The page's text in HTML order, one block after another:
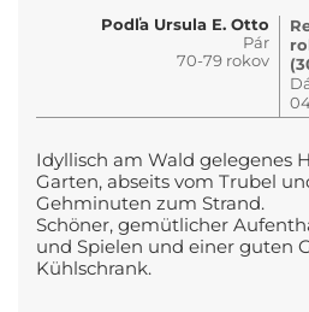
Podľa Ursula E. Otto
Pár
70-79 rokov
Idyllisch am Wald gelegenes
Garten, abseits vom Trubel
Gehminuten zum Strand.
Schöner, gemütlicher
und Spielen und einer guten
Kühlschrank.